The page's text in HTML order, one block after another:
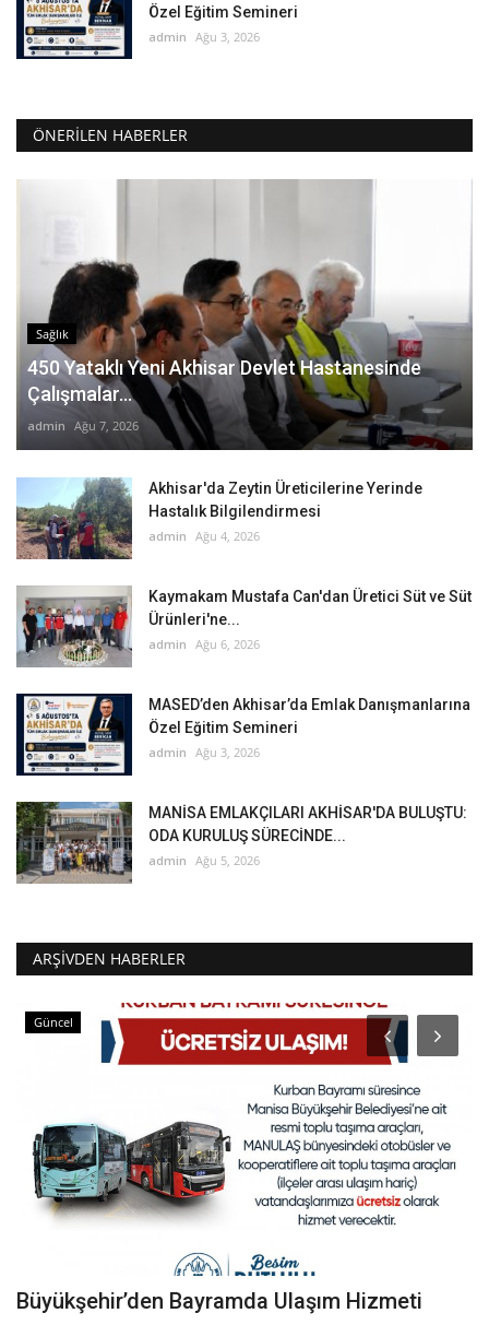
Özel Eğitim Semineri
admin Ağu 3, 2026
ÖNERILEN HABERLER
Sağlık
450 Yataklı Yeni Akhisar Devlet Hastanesinde
Çalışmalar...
admin Ağu 7, 2026
Akhisar'da Zeytin Üreticilerine Yerinde
Hastalık Bilgilendirmesi
admin Ağu 4, 2026
Kaymakam Mustafa Can'dan Üretici Süt ve Süt
Ürünleri'ne...
admin Ağu 6, 2026
MASED’den Akhisar’da Emlak Danışmanlarına
Özel Eğitim Semineri
admin Ağu 3, 2026
MANİSA EMLAKÇILARI AKHİSAR'DA BULUŞTU:
ODA KURULUŞ SÜRECİNDE...
admin Ağu 5, 2026
ARŞIVDEN HABERLER
Güncel
Büyükşehir’den Bayramda Ulaşım Hizmeti